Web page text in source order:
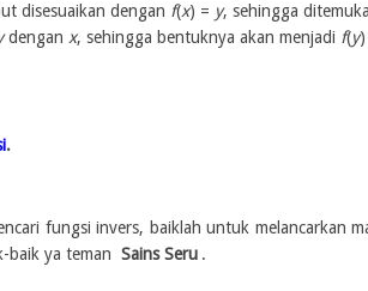
disesuaikan dengan f(x) = y, sehingga
dengan x, sehingga bentuknya akan menjadi f(y)
.
fungsi invers, baiklah untuk melancarkan
baik ya teman Sains Seru .